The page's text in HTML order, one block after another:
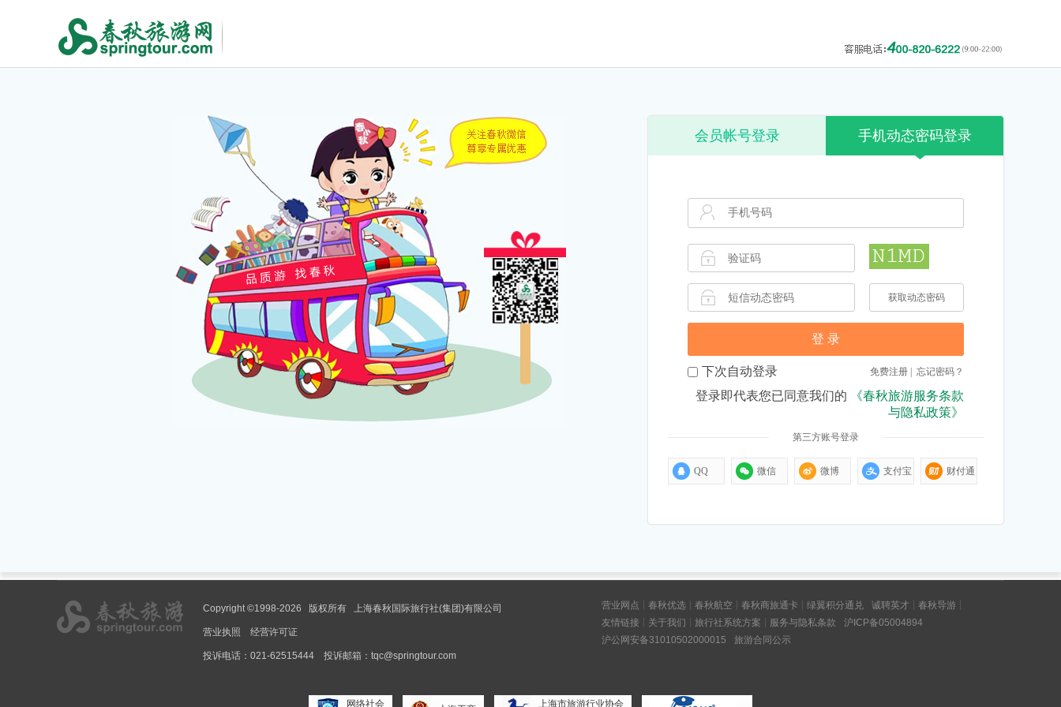
会员帐号登录 手机动态密码登录
获取动态密码
60s后重新获取
登 录
下次自动登录 免费注册 忘记密码？
登录即代表您已同意我们的
《春秋旅游服务条款
与隐私政策》
第三方账号登录
QQ 微信 微博 支付宝 财付通
Copyright ©1998-2026 版权所有 上海春秋国际旅行社(集团)有限公司
营业执照 经营许可证
投诉电话：021-62515444 投诉邮箱：tqc@springtour.com
营业网点 春秋优选 春秋航空 春秋商旅通卡 绿翼积分通兑 诚聘英才
春秋导游
友情链接
关于我们 旅行社系统方案 服务与隐私条款
沪ICP备05004894
沪公网安备31010502000015
旅游合同公示
网络社会 上海市旅游行业协会